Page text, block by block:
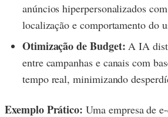
anúncios hiperpersonalizados
localização e comportamento do
Otimização de Budget: A IA
entre campanhas e canais com
tempo real, minimizando
Exemplo Prático: Uma empresa de